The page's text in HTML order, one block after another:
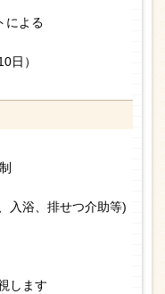
による
日）
入浴、排せつ介助等)
します